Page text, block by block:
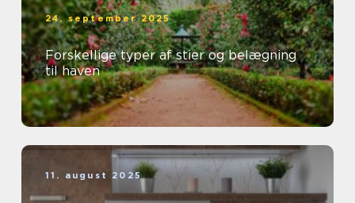
24. september 2025
Forskellige typer af stier og belægning
til haven
11. august 2025